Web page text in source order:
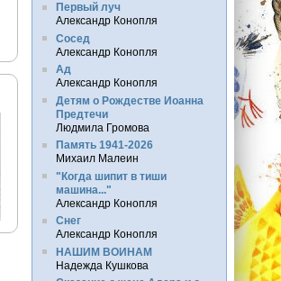
Первый луч
Александр Конопля
Сосед
Александр Конопля
Ад
Александр Конопля
Детям о Рождестве Иоанна
Предтечи
Людмила Громова
Память 1941-2026
Михаил Малеин
"Когда шипит в тиши
машина..."
Александр Конопля
Снег
Александр Конопля
НАШИМ ВОИНАМ
Надежда Кушкова